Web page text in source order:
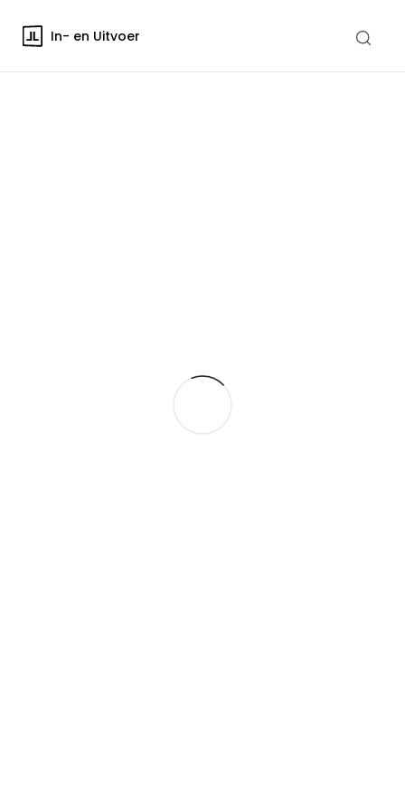
In- en Uitvoer